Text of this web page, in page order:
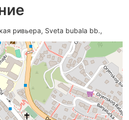
ривьера, Sveta bubala bb.,